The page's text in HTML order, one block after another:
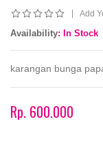
Add
Availability: In Stock
karangan bunga
Rp. 600.000